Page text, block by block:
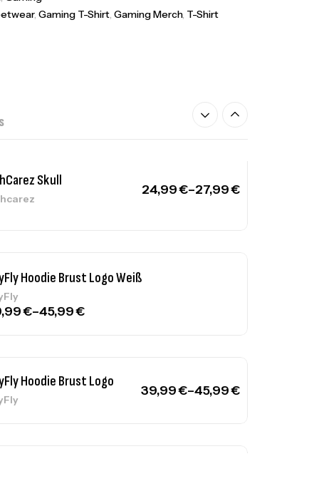
, Gaming T-Shirt, Gaming Merch, T-Shirt
Skull
24,99€–27,99€
Hoodie Brust Logo Weiß
€–45,99€
Hoodie Brust Logo
39,99€–45,99€